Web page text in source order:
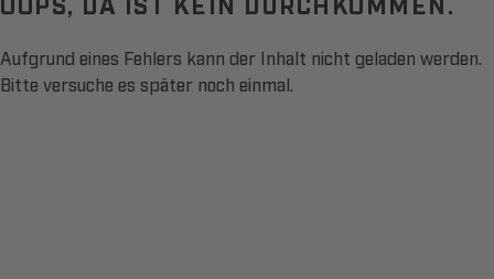
Aufgrund eines Fehlers kann der Inhalt nicht geladen werden.
Bitte versuche es später noch einmal.